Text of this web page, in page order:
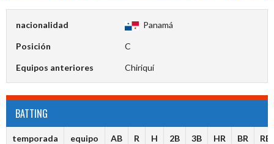
nacionalidad Panamá
Posición C
Equipos anteriores Chiriquí
BATTING
temporada equipo AB R H 2B 3B HR BR RBI